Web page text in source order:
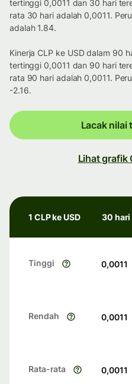
tertinggi 0,0011 dan 30 hari
rata 30 hari adalah 0,0011.
adalah 1.84.
Kinerja CLP ke USD dalam 90
tertinggi 0,0011 dan 90 hari
rata 90 hari adalah 0,0011.
-2.16.
Lacak nilai
Lihat grafik
1 CLP ke USD 30
Tinggi 0,0011
Rendah 0,0011
Rata-rata 0,0011